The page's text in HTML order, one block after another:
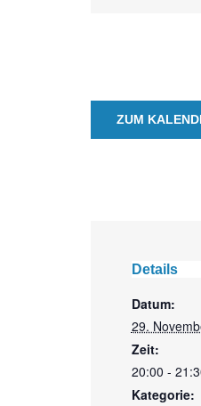
ZUM
Details
Datum:
29.
Zeit:
20:00 -
Kategorie: